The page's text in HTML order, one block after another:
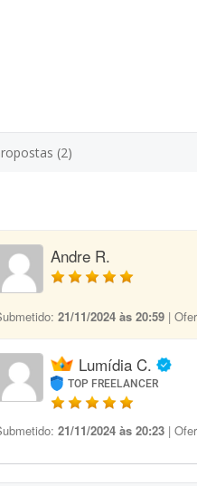
(2)
Andre R.
21/11/2024 às 20:59 |
Lumídia C.
TOP FREELANCER
21/11/2024 às 20:23 |